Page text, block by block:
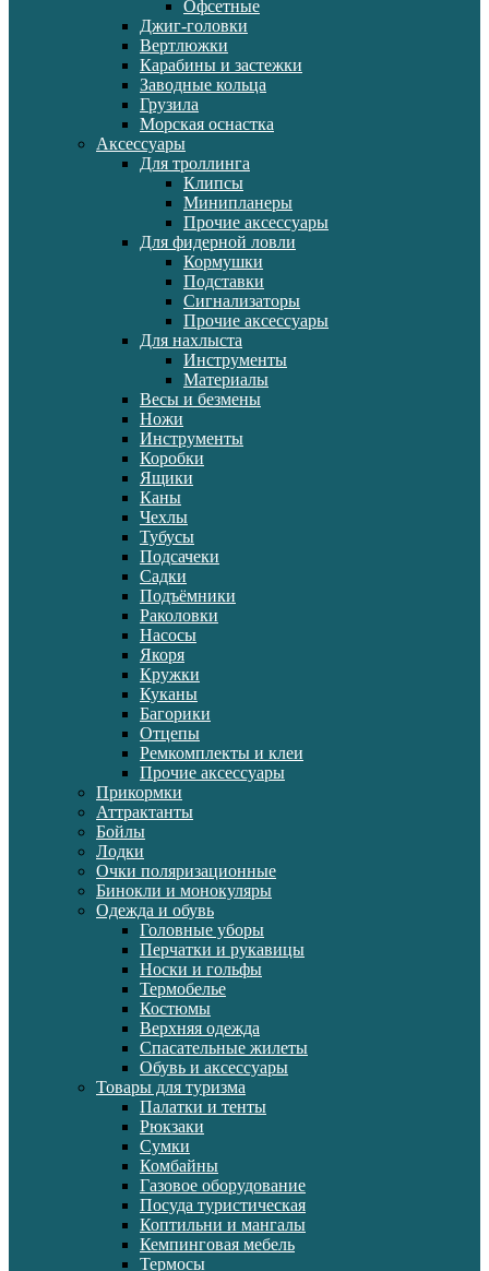
Офсетные
Джиг-головки
Вертлюжки
Карабины и застежки
Заводные кольца
Грузила
Морская оснастка
Аксессуары
Для троллинга
Клипсы
Минипланеры
Прочие аксессуары
Для фидерной ловли
Кормушки
Подставки
Сигнализаторы
Прочие аксессуары
Для нахлыста
Инструменты
Материалы
Весы и безмены
Ножи
Инструменты
Коробки
Ящики
Каны
Чехлы
Тубусы
Подсачеки
Садки
Подъёмники
Раколовки
Насосы
Якоря
Кружки
Куканы
Багорики
Отцепы
Ремкомплекты и клеи
Прочие аксессуары
Прикормки
Аттрактанты
Бойлы
Лодки
Очки поляризационные
Бинокли и монокуляры
Одежда и обувь
Головные уборы
Перчатки и рукавицы
Носки и гольфы
Термобелье
Костюмы
Верхняя одежда
Спасательные жилеты
Обувь и аксессуары
Товары для туризма
Палатки и тенты
Рюкзаки
Сумки
Комбайны
Газовое оборудование
Посуда туристическая
Коптильни и мангалы
Кемпинговая мебель
Термосы